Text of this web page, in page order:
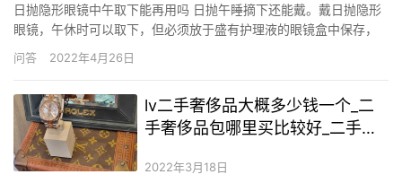
日抛隐形眼镜中午取下能再用吗 日抛午睡摘下还能戴。戴日抛隐形
眼镜，午休时可以取下，但必须放于盛有护理液的眼镜盒中保存，
下午可以继续佩戴。日抛隐形眼镜是指使用期限为一天，然后抛弃
的隐形眼镜。 图像 003.png (166.28 KB, 下载次数: 0) 下载附件
问答 2022年4月26日
lv二手奢侈品大概多少钱一个_二
手奢侈品包哪里买比较好_二手奢
2022年3月18日